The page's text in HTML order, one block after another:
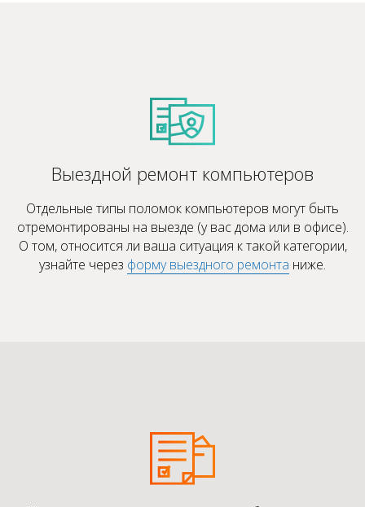
Выездной ремонт компьютеров
Отдельные типы поломок компьютеров могут быть
отремонтированы на выезде (у вас дома или в офисе).
О том, относится ли ваша ситуация к такой категории,
узнайте через форму выездного ремонта ниже.